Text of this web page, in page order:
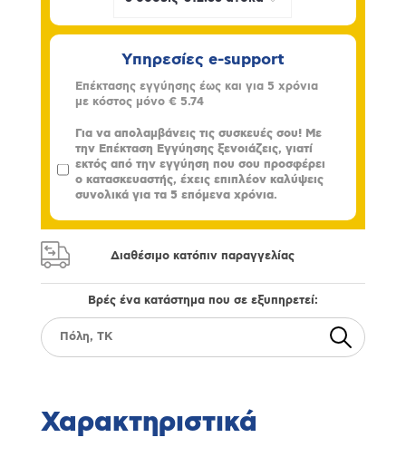
Υπηρεσίες e-support
Επέκτασης εγγύησης έως και για 5 χρόνια
με κόστος μόνο € 5.74
Για να απολαμβάνεις τις συσκευές σου! Με
την Επέκταση Εγγύησης ξενοιάζεις, γιατί
εκτός από την εγγύηση που σου προσφέρει
ο κατασκευαστής, έχεις επιπλέον καλύψεις
συνολικά για τα 5 επόμενα χρόνια.
Διαθέσιμο κατόπιν παραγγελίας
Βρές ένα κατάστημα που σε εξυπηρετεί:
Χαρακτηριστικά